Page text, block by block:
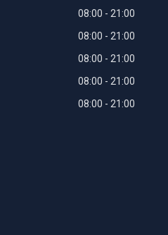
08:00
21:00
08:00
21:00
08:00
21:00
08:00
21:00
08:00 21:00